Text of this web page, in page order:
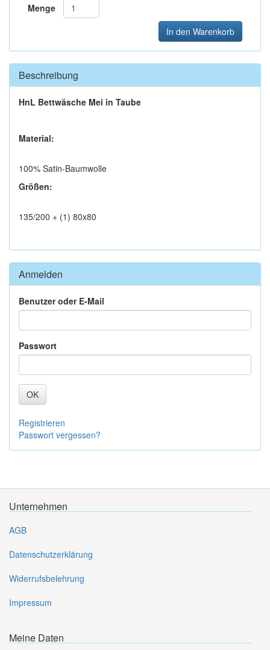
Menge
In den Warenkorb
Beschreibung
HnL Bettwäsche Mei in Taube
Material:
100% Satin-Baumwolle
Größen:
135/200 + (1) 80x80
Anmelden
Benutzer oder E-Mail
Passwort
OK
Registrieren
Passwort vergessen?
Unternehmen
AGB
Datenschutzerklärung
Widerrufsbelehrung
Impressum
Meine Daten